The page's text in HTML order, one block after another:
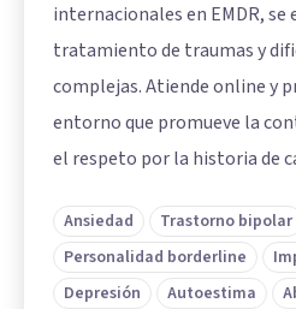
internacionales en EMDR, se
tratamiento de traumas y
complejas. Atiende online y
entorno que promueve la
el respeto por la historia de
Ansiedad
Trastorno bipolar
Personalidad borderline
Depresión
Autoestima